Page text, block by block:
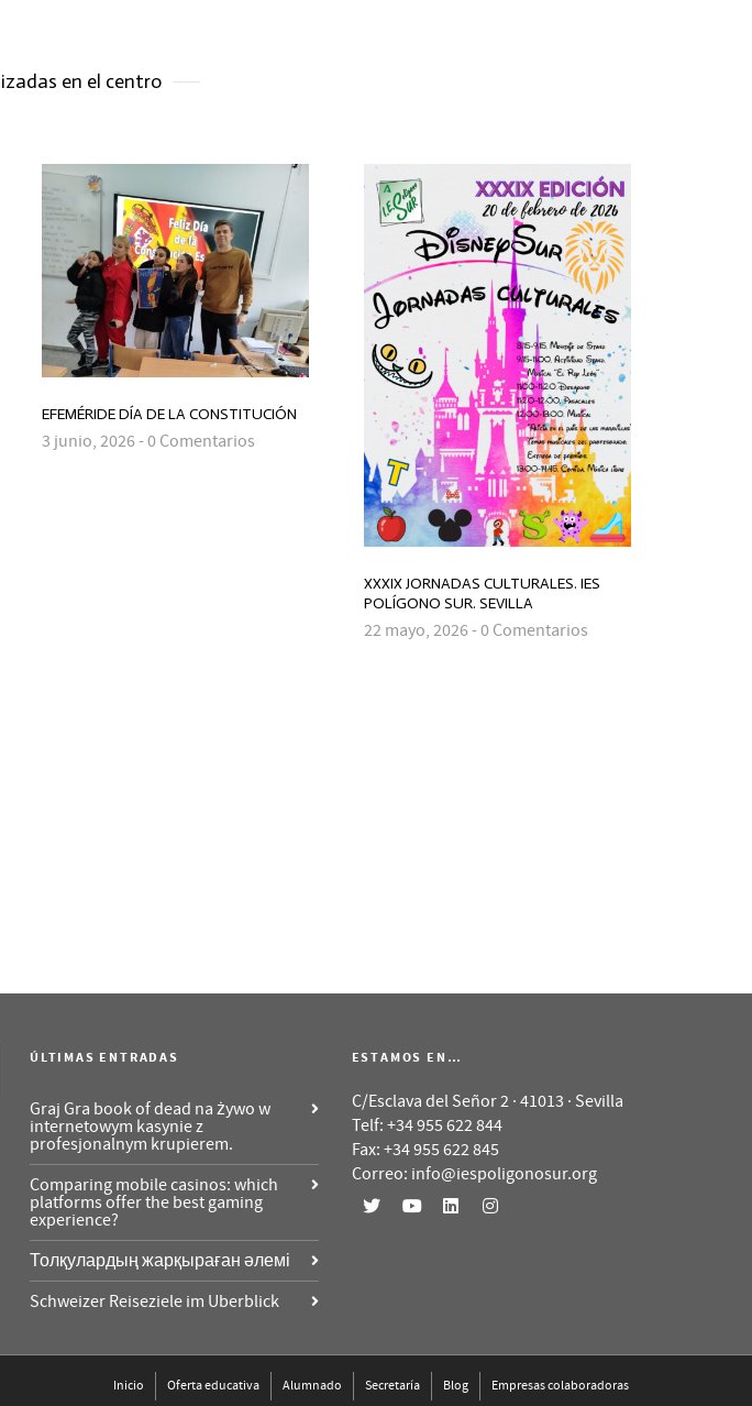
en el centro
EFEMÉRIDE DÍA DE LA CONSTITUCIÓN
3 junio, 2026 - 0 Comentarios
XXXIX JORNADAS CULTURALES. IES
POLÍGONO SUR. SEVILLA
22 mayo, 2026 - 0 Comentarios
ÚLTIMAS ENTRADAS
Graj Gra book of dead na żywo w
internetowym kasynie z
profesjonalnym krupierem.
Comparing mobile casinos: which
platforms offer the best gaming
experience?
Толқулардың жарқыраған әлемі
Schweizer Reiseziele im Uberblick
ESTAMOS EN…
C/Esclava del Señor 2 · 41013 · Sevilla
Telf: +34 955 622 844
Fax: +34 955 622 845
Correo: info@iespoligonosur.org
Inicio Oferta educativa Alumnado Secretaría Blog Empresas colaboradoras